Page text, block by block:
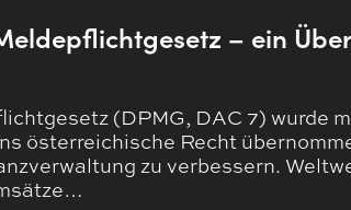
– ein
(DPMG, DAC 7) wurde
österreichische Recht
zu verbessern.